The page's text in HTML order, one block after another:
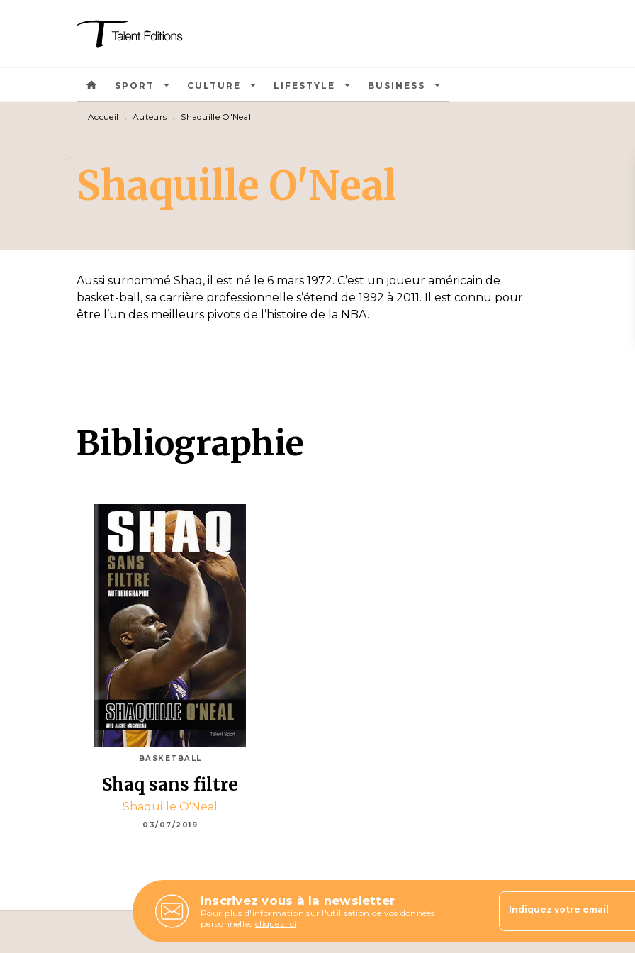
MENU
home SPORT arrow_drop_down CULTURE arrow_drop_down LIFESTYLE arrow_drop_down BUSINESS arrow_drop_down
Accueil • Auteurs • Shaquille O'Neal
Shaquille O'Neal
Aussi surnommé Shaq, il est né le 6 mars 1972. C’est un joueur américain de
basket-ball, sa carrière professionnelle s’étend de 1992 à 2011. Il est connu pour
être l’un des meilleurs pivots de l’histoire de la NBA.
Bibliographie
BASKETBALL
Shaq sans filtre
Shaquille O'Neal
03/07/2019
Inscrivez vous à la newsletter
Pour plus d'information sur l'utilisation de vos données
personnelles cliquez ici
Indiquez votre email